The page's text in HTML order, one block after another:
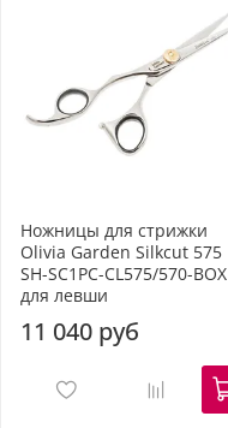
Ножницы для стрижки
Olivia Garden Silkcut 575
SH-SC1PC-CL575/570-BOX
для левши
11 040 руб